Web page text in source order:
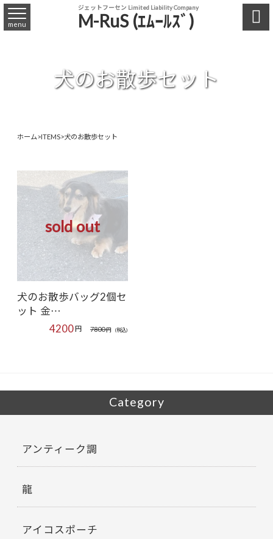
ジェットフーセン Limited Liability Company
M-RuS (ｴﾑｰﾙｽﾞ)
menu 
犬のお散歩セット
ホーム>ITEMS>犬のお散歩セット
sold out
犬のお散歩バッグ2個セ
ット 金…
7800円 (税込)
4200円
Category
アンティーク調
龍
アイコスポーチ